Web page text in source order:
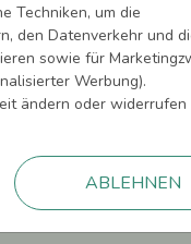
Techniken, um die
den Datenverkehr und
sowie für
Werbung).
ändern oder
ABLEHNEN
und 5,00 €
an und bleibe